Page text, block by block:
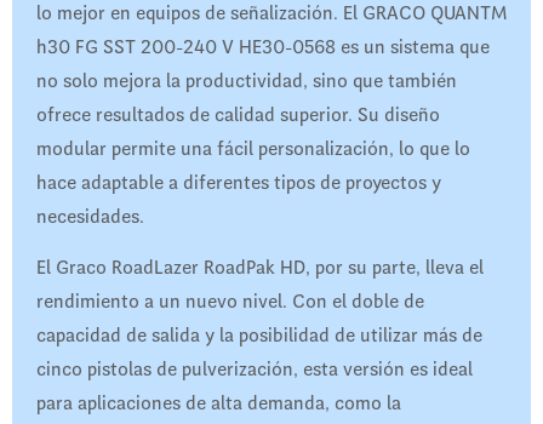
lo mejor en equipos de señalización. El GRACO QUANTM
h30 FG SST 200-240 V HE30-0568 es un sistema que
no solo mejora la productividad, sino que también
ofrece resultados de calidad superior. Su diseño
modular permite una fácil personalización, lo que lo
hace adaptable a diferentes tipos de proyectos y
necesidades.
El Graco RoadLazer RoadPak HD, por su parte, lleva el
rendimiento a un nuevo nivel. Con el doble de
capacidad de salida y la posibilidad de utilizar más de
cinco pistolas de pulverización, esta versión es ideal
para aplicaciones de alta demanda, como la